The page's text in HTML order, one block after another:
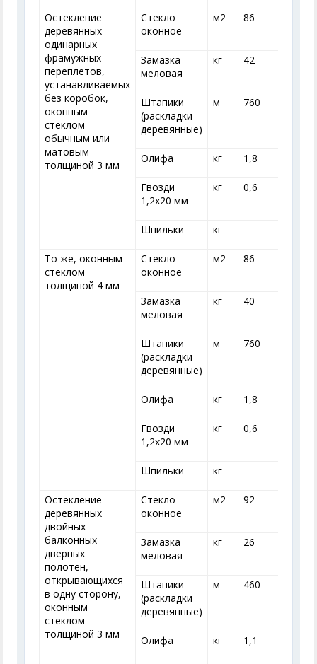
Остекление
деревянных
одинарных
фрамужных
переплетов,
устанавливаемых
без коробок,
оконным
стеклом
обычным или
матовым
толщиной 3 мм
Стекло
оконное
м2 86
Замазка
меловая
кг 42
Штапики
(раскладки
деревянные)
м 760
Олифа кг 1,8
Гвозди
1,2x20 мм
кг 0,6
Шпильки кг -
То же, оконным
стеклом
толщиной 4 мм
Стекло
оконное
м2 86
Замазка
меловая
кг 40
Штапики
(раскладки
деревянные)
м 760
Олифа кг 1,8
Гвозди
1,2x20 мм
кг 0,6
Шпильки кг -
Остекление
деревянных
двойных
балконных
дверных
полотен,
открывающихся
в одну сторону,
оконным
стеклом
толщиной 3 мм
Стекло
оконное
м2 92
Замазка
меловая
кг 26
Штапики
(раскладки
деревянные)
м 460
Олифа кг 1,1